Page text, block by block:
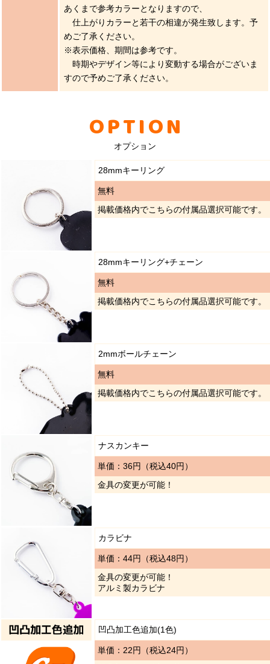
あくまで参考カラーとなりますので、
仕上がりカラーと若干の相違が発生致します。予
めご了承ください。
※表示価格、期間は参考です。
時期やデザイン等により変動する場合がございま
すので予めご了承ください。
OPTION
オプション
28mmキーリング
無料
掲載価格内でこちらの付属品選択可能です。
28mmキーリング+チェーン
無料
掲載価格内でこちらの付属品選択可能です。
2mmボールチェーン
無料
掲載価格内でこちらの付属品選択可能です。
ナスカンキー
単価：36円（税込40円）
金具の変更が可能！
カラビナ
単価：44円（税込48円）
金具の変更が可能！
アルミ製カラビナ
凹凸加工色追加(1色)
単価：22円（税込24円）